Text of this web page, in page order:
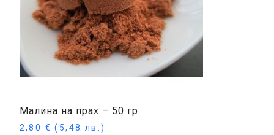
Малина на прах – 50 гр.
2,80 € (5,48 лв.)